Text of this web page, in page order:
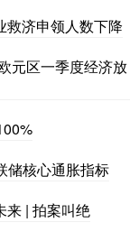
救济申领人数下降
元区一季度经济放
储核心通胀指标
来 | 拍案叫绝